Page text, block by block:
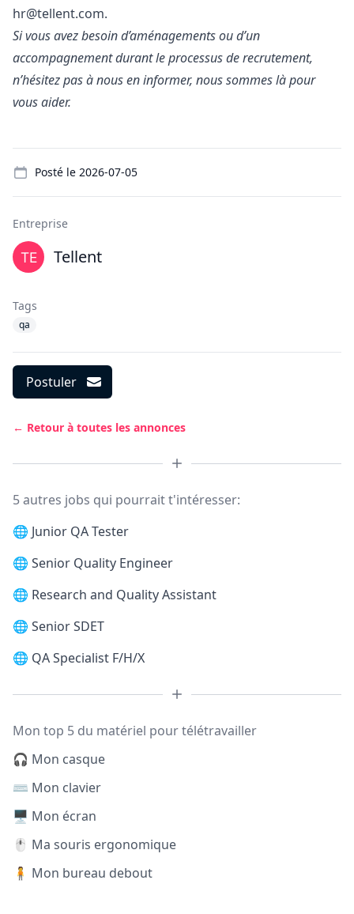
hr@tellent.com.
Si vous avez besoin d’aménagements ou d’un
accompagnement durant le processus de recrutement,
n’hésitez pas à nous en informer, nous sommes là pour
vous aider.
Posté le 2026-07-05
Entreprise
Tellent
Tags
qa
Postuler
← Retour à toutes les annonces
5 autres jobs qui pourrait t'intéresser:
🌐 Junior QA Tester
🌐 Senior Quality Engineer
🌐 Research and Quality Assistant
🌐 Senior SDET
🌐 QA Specialist F/H/X
Mon top 5 du matériel pour télétravailler
🎧 Mon casque
⌨️ Mon clavier
🖥️ Mon écran
🖱️ Ma souris ergonomique
🧍 Mon bureau debout